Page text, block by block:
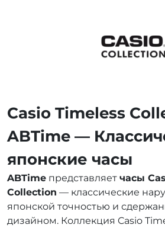
Casio Timeless
ABTime —
японские часы
ABTime представляет часы
Collection — классические
японской точностью и
дизайном. Коллекция Casio